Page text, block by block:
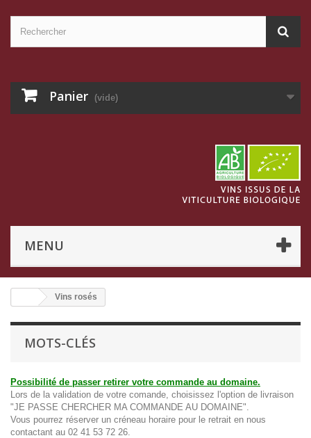
Panier (vide)
MENU
Vins rosés
MOTS-CLÉS
Possibilité de passer retirer votre commande au domaine.
Lors de la validation de votre comande, choisissez l'option de livraison
"JE PASSE CHERCHER MA COMMANDE AU DOMAINE".
Vous pourrez réserver un créneau horaire pour le retrait en nous
contactant au 02 41 53 72 26.